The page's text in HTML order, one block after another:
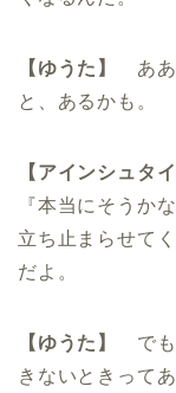
【ゆうた】 あ
と、あるかも。
【アインシュタ
『本当にそうか
立ち止まらせて
だよ。
【ゆうた】 で
きないときって